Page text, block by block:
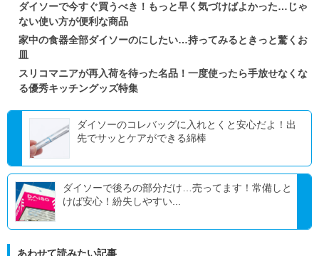
ダイソーで今すぐ買うべき！もっと早く気づけばよかった…じゃ
ない使い方が便利な商品
家中の食器全部ダイソーのにしたい…持ってみるときっと驚くお
皿
スリコマニアが再入荷を待った名品！一度使ったら手放せなくな
る優秀キッチングッズ特集
ダイソーのコレバッグに入れとくと安心だよ！出
先でサッとケアができる綿棒
ダイソーで後ろの部分だけ…売ってます！常備しと
けば安心！紛失しやすい...
あわせて読みたい記事